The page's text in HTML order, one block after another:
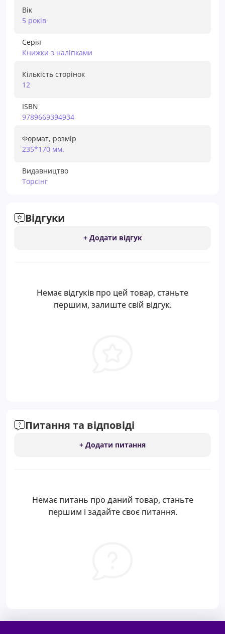
Вік
5 рокiв
Серія
Книжки з наліпками
Кількість сторінок
12
ISBN
9789669394934
Формат, розмір
235*170 мм.
Видавництво
Торсiнг
Відгуки
+ Додати відгук
Немає відгуків про цей товар, станьте
першим, залиште свій відгук.
Питання та відповіді
+ Додати питання
Немає питань про даний товар, станьте
першим і задайте своє питання.